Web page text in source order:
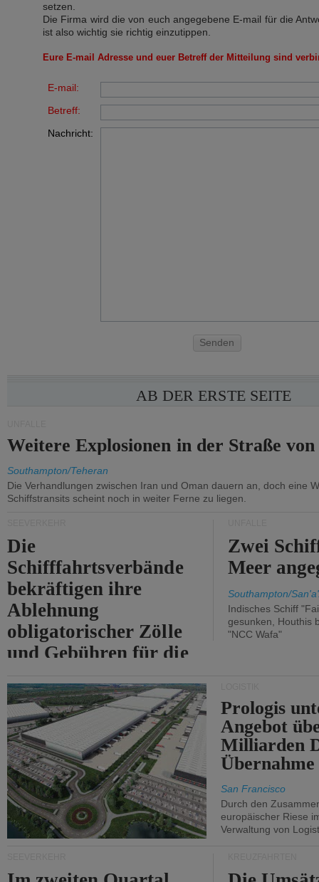
setzen.
Die Firma wird die von euch angegebene E-mail für die
ist also wichtig sie richtig einzutippen.
Eure E-mail Adresse und euer Betreff der Mitteilung sind
E-mail:
Betreff:
Nachricht:
Senden
AB DER ERSTE SEITE
Weitere Explosionen in der Straße
Southampton/Teheran
Die Verhandlungen zwischen Iran und Oman dauern an, doch eine
Schiffstransits scheint noch in weiter Ferne zu liegen.
Die
Schifffahrtsverbände
bekräftigen ihre
Ablehnung
obligatorischer Zölle
und Gebühren für die
von Hormuz.
Zwei
Meer
Southampton/
Indisches Schiff
gesunken, Houthis
"NCC Wafa"
Prologis
Angebot
Milliarden
Übernahme
San Francisco
Durch den
europäischer Riese
Verwaltung von